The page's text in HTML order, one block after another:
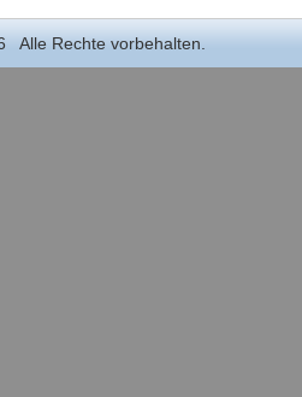
Alle Rechte vorbehalten.